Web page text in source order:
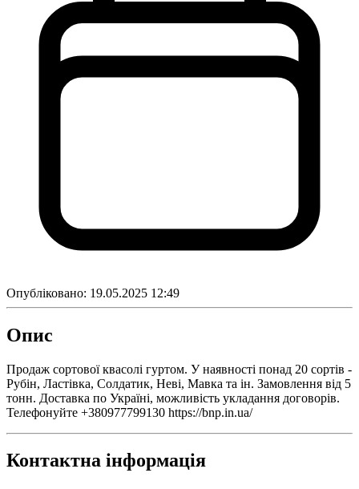
Опубліковано: 19.05.2025 12:49
Опис
Продаж сортової квасолі гуртом. У наявності понад 20 сортів -
Рубін, Ластівка, Солдатик, Неві, Мавка та ін. Замовлення від 5
тонн. Доставка по Україні, можливість укладання договорів.
Телефонуйте +380977799130 https://bnp.in.ua/
Контактна інформація